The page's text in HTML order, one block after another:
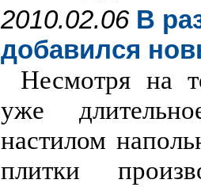
2010.02.06 В
добавился
Несмотря на
уже
настилом
плитки